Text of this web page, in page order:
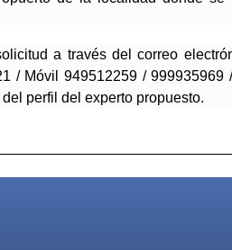
a través del correo
/ Móvil 949512259 / 999935969
perfil del experto propuesto.